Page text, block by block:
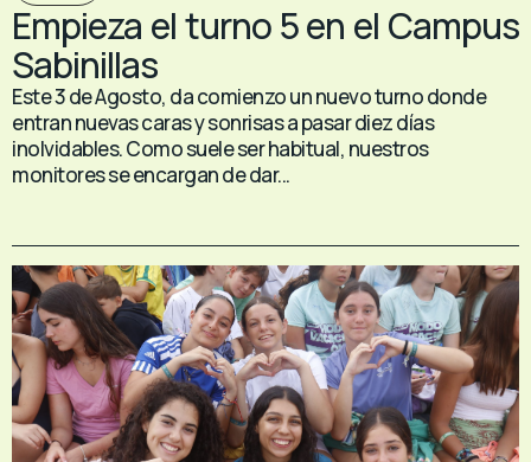
Empieza el turno 5 en el Campus
Sabinillas
Este 3 de Agosto, da comienzo un nuevo turno donde
entran nuevas caras y sonrisas a pasar diez días
inolvidables. Como suele ser habitual, nuestros
monitores se encargan de dar...